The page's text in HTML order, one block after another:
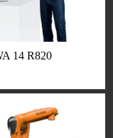
14 R820